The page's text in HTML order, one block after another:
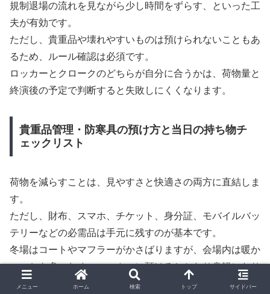
規制退場の流れを見ながら少し時間をずらす、といった工
夫が有効です。
ただし、貴重品や壊れやすいものは預けられないこともあ
るため、ルール確認は必須です。
ロッカーとクロークのどちらが自分に合うかは、荷物量と
終演後の予定で判断すると失敗しにくくなります。
貴重品管理・防寒具の預け方と当日の持ち物チ
ェックリスト
荷物を減らすことは、見やすさと快適さの両方に直結しま
す。
ただし、財布、スマホ、チケット、身分証、モバイルバッ
テリーなどの必需品は手元に残すのが基本です。
冬場はコートやマフラーがかさばりますが、会場内は暖か
いことも多いため、ロッカーに預けるとかなり身軽になり
ます。
メニュー ホーム 検索 トップ サイドバー